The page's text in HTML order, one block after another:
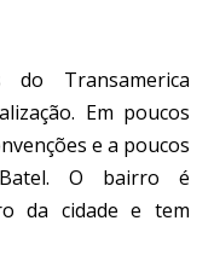
do Transamerica
Em poucos
e a poucos
O bairro é
da cidade e tem